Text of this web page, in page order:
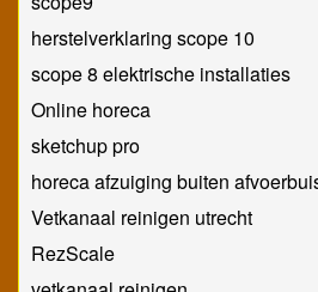
herstelverklaring scope 10
scope 8 elektrische installaties
Online horeca
sketchup pro
horeca afzuiging buiten
Vetkanaal reinigen utrecht
RezScale